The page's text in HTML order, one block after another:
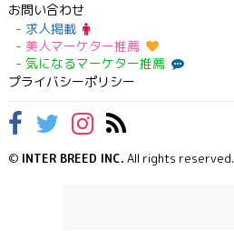
お問い合わせ
求人掲載
美人マーケター推薦
気になるマーケター推薦
プライバシーポリシー
© INTER BREED INC. All rights reserved.